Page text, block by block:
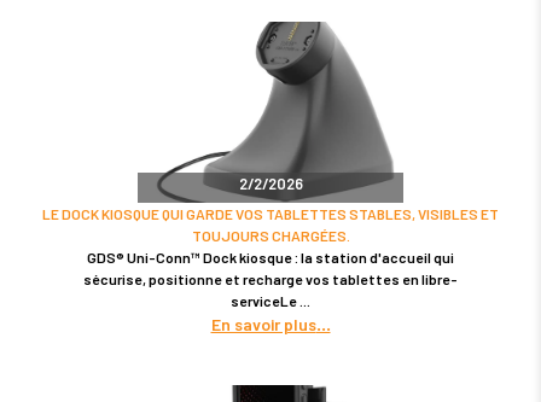
2/2/2026
LE DOCK KIOSQUE QUI GARDE VOS TABLETTES STABLES, VISIBLES ET
TOUJOURS CHARGÉES.
GDS® Uni-Conn™ Dock kiosque : la station d'accueil qui
sécurise, positionne et recharge vos tablettes en libre-
serviceLe
En savoir plus